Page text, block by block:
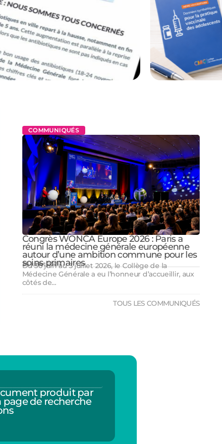
COMMUNIQUÉS
Congrès WONCA Europe 2026 : Paris a
réuni la médecine générale européenne
autour d’une ambition commune pour les
soins primaires
28 juillet 2026
Du 30 juin au 3 juillet 2026, le Collège de la
Médecine Générale a eu l’honneur d’accueillir, aux
côtés de…
TOUS LES COMMUNIQUÉS
produit par
page de recherche